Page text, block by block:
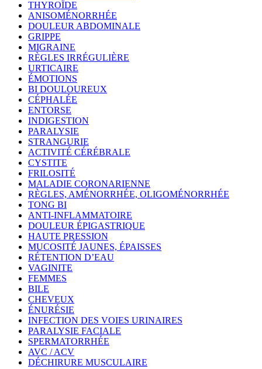
THYROÏDE
ANISOMÉNORRHÉE
DOULEUR ABDOMINALE
GRIPPE
MIGRAINE
RÈGLES IRRÉGULIÈRE
URTICAIRE
ÉMOTIONS
BI DOULOUREUX
CÉPHALÉE
ENTORSE
INDIGESTION
PARALYSIE
STRANGURIE
ACTIVITÉ CÉRÉBRALE
CYSTITE
FRILOSITÉ
MALADIE CORONARIENNE
RÈGLES, AMÉNORRHÉE, OLIGOMÉNORRHÉE
TONG BI
ANTI-INFLAMMATOIRE
DOULEUR ÉPIGASTRIQUE
HAUTE PRESSION
MUCOSITÉ JAUNES, ÉPAISSES
RÉTENTION D’EAU
VAGINITE
FEMMES
BILE
CHEVEUX
ÉNURÉSIE
INFECTION DES VOIES URINAIRES
PARALYSIE FACIALE
SPERMATORRHÉE
AVC / ACV
DÉCHIRURE MUSCULAIRE